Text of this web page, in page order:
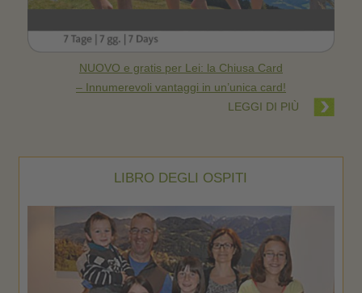
NUOVO e gratis per Lei: la Chiusa Card
– Innumerevoli vantaggi in un’unica card!
LEGGI DI PIÙ
LIBRO DEGLI OSPITI